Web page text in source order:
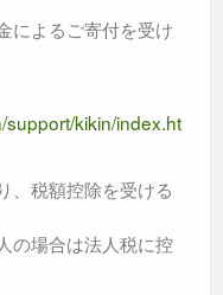
によるご寄付を受け
support/kikin/index.ht
、税額控除を受ける
の場合は法人税に控